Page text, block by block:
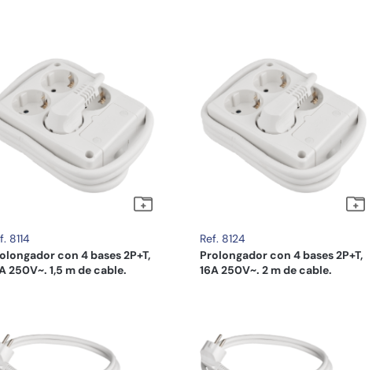
8114
con 4 bases 2P+T,
250V~. 1,5 m de cable.
Ref. 8124
Prolongador con 4 bases 2P+T,
16A 250V~. 2 m de cable.